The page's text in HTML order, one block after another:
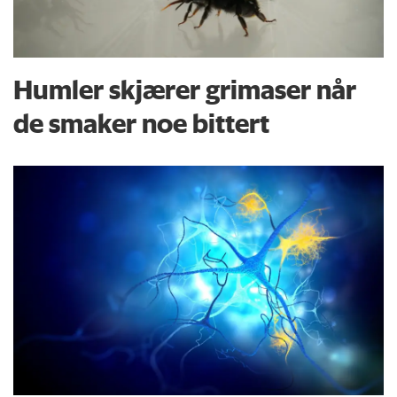
Humler skjærer grimaser når
de smaker noe bittert